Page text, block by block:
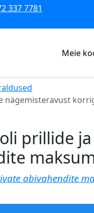
337 7781
Meie
nägemisteravust
prillide
abivahendite